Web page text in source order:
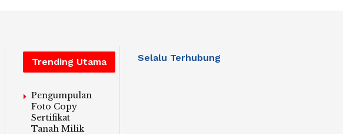
Trending Utama
Pengumpulan
Foto Copy
Sertifikat
Tanah Milik
Selalu Terhubung